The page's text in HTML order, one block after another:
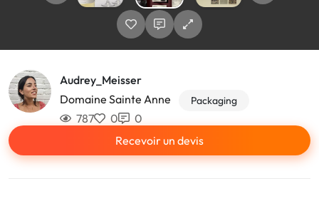
Audrey_Meisser
Domaine Sainte Anne
Packaging
787 0
0
Recevoir un devis